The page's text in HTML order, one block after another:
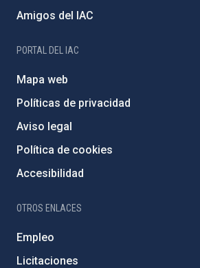
Amigos del IAC
PORTAL DEL IAC
Mapa web
Políticas de privacidad
Aviso legal
Política de cookies
Accesibilidad
OTROS ENLACES
Empleo
Licitaciones